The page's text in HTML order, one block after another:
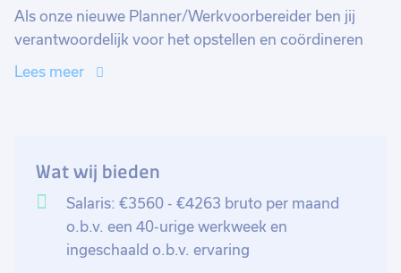
Als onze nieuwe Planner/Werkvoorbereider ben jij
verantwoordelijk voor het opstellen en coördineren
van gedetailleerde onderhoudsplannen. Je zorgt voor
Wil je meer weten over deze vacature? Stuur een
WhatsApp berichtje naar 06-22968219, bel naar 088-
2589019 of solliciteer direct.
Lees meer
Wat wij bieden
Salaris: €3560 - €4263 bruto per maand
o.b.v. een 40-urige werkweek en
ingeschaald o.b.v. ervaring